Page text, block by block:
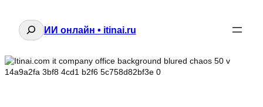
Поиск
ИИ онлайн • itinai.ru